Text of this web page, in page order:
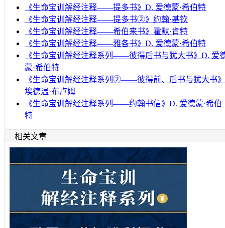
《生命宝训解经注释——提多书》D. 爱德蒙·希伯特
《生命宝训解经注释——提多书②》约翰·基钦
《生命宝训解经注释——希伯来书》霍默·肯特
《生命宝训解经注释——雅各书》D. 爱德蒙·希伯特
《生命宝训解经注释系列——彼得后书与犹大书》D. 爱
蒙·希伯特
《生命宝训解经注释系列②——彼得前、后书与犹大书》
埃德温·布卢姆
《生命宝训解经注释系列——约翰书信》D. 爱德蒙·希伯
特
相关文章